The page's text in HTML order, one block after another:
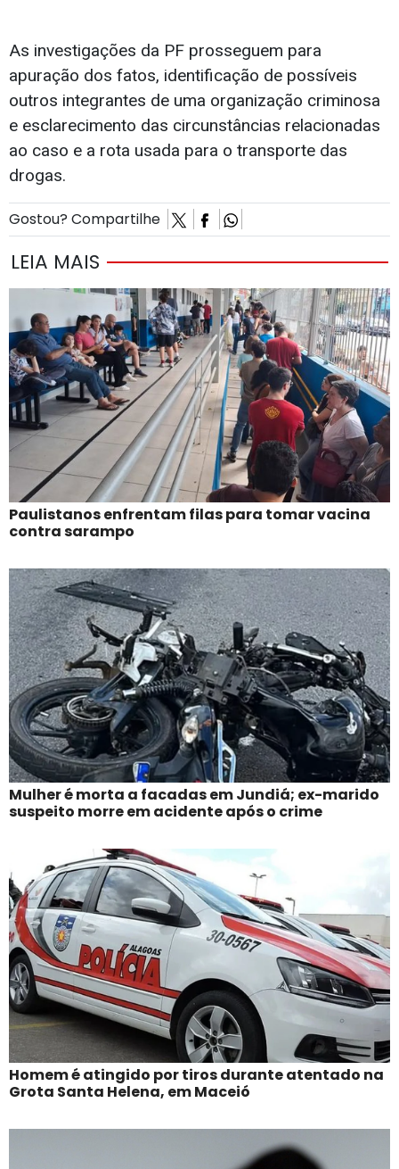
As investigações da PF prosseguem para
apuração dos fatos, identificação de possíveis
outros integrantes de uma organização criminosa
e esclarecimento das circunstâncias relacionadas
ao caso e a rota usada para o transporte das
drogas.
Gostou? Compartilhe
LEIA MAIS
Paulistanos enfrentam filas para tomar vacina
contra sarampo
Mulher é morta a facadas em Jundiá; ex-marido
suspeito morre em acidente após o crime
Homem é atingido por tiros durante atentado na
Grota Santa Helena, em Maceió